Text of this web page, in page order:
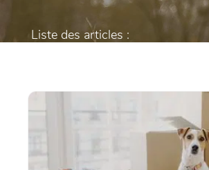
Liste des articles :